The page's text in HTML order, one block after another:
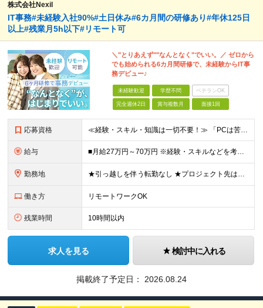
株式会社Nexil
IT事務#未経験入社90%#土日休み#6カ月間の研修あり#年休125日
以上#残業月5h以下#リモート可
＼"とりあえず""なんとなく"でいい。／ ゼロから
でも始められる6カ月間研修で、未経験からIT事
務デビュー♪
未経験歓迎 学歴不問 ベテランOK
完全週休2日 賞与複数月 面接1回
応募資格 ≪経験・スキル・知識は一切不要！≫ 「PCは苦手」「なんとなくIT」 ――そんな状態からのスタートで大丈夫です。 【応募条件】 ■業界・職種未経験OK ■第二新卒・既卒・フリーターの方も歓迎 ■学歴
給与 ■月給27万円～70万円 ※経験・スキルなどを考慮して決定します。 ※上記金額には固定残業代（月15時間相当分／26,300円～73,500円）を含みます。 超過分は別途支給します。 ★最大200万
勤務地 ★引っ越しを伴う転勤なし ★プロジェクト先は希望やスキルを考慮して決定 本社もしくは東京23区を中心とした 神奈川・千葉・埼玉の各プロジェクト先の勤務となります。 【東京本社】 東京都渋谷区渋谷2
働き方 リモートワークOK
残業時間 10時間以内
求人を見る 検討中に入れる
掲載終了予定日： 2026.08.24